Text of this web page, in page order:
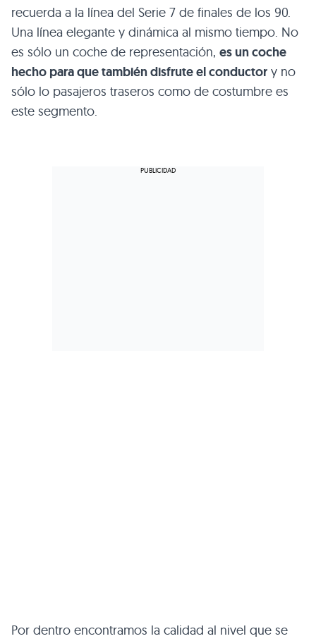
recuerda a la línea del Serie 7 de finales de los 90.
Una línea elegante y dinámica al mismo tiempo. No
es sólo un coche de representación, es un coche
hecho para que también disfrute el conductor y no
sólo lo pasajeros traseros como de costumbre es
este segmento.
Por dentro encontramos la calidad al nivel que se